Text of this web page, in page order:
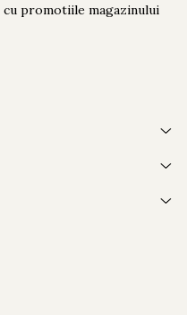
promotiile magazinului